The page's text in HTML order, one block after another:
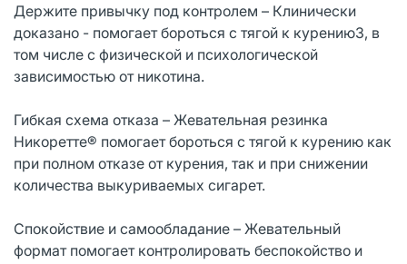
Держите привычку под контролем – Клинически
доказано - помогает бороться с тягой к курению3, в
том числе с физической и психологической
зависимостью от никотина.
Гибкая схема отказа – Жевательная резинка
Никоретте® помогает бороться с тягой к курению как
при полном отказе от курения, так и при снижении
количества выкуриваемых сигарет.
Спокойствие и самообладание – Жевательный
формат помогает контролировать беспокойство и